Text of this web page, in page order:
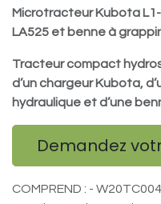
Microtracteur Kubota
LA525 et benne à
Tracteur compact
d’un chargeur Kubota,
hydraulique et d’une
Demandez
COMPREND : -